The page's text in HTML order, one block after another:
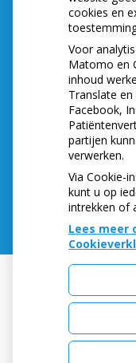
Let op: valse
openstaande
Tanden
Gezond
mond
Naar de
hoede!
die aftrekbaar
Uw
cookies en
Voor
Matomo en
inhoud
Translate
Facebook,
partijen
verwerken.
Via Cookie-
kunt u op
intrekken of
Lees meer